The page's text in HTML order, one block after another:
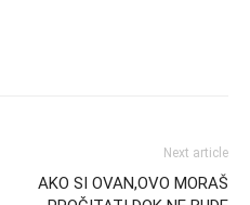
Next article
AKO SI OVAN,OVO MORAŠ